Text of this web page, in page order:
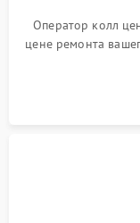
Оператор колл
цене ремонта